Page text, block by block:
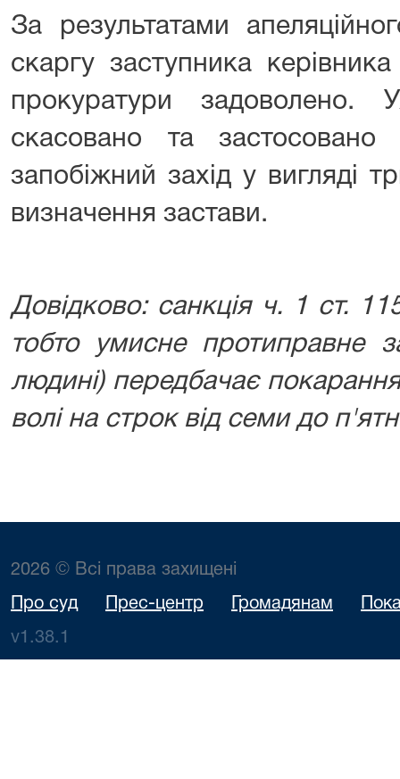
За результатами
скаргу заступника
прокуратури задоволено.
скасовано та
запобіжний захід у вигляді
визначення застави.
Довідково: санкція ч. 1 ст.
тобто умисне протиправне
людині) передбачає
волі на строк від семи до
2026 © Всі права захищені
Про суд Прес-центр Громадянам
v1.38.1